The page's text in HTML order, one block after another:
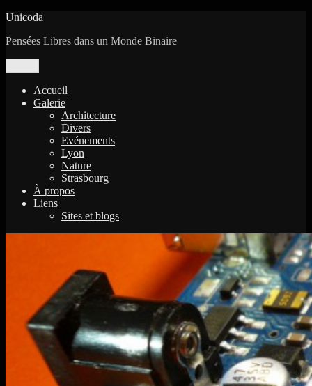
Aller
contenu
Unicoda
Pensées Libres dans un Monde Binaire
Accueil
Galerie
Architecture
Divers
Evénements
Lyon
Nature
Strasbourg
À propos
Liens
Sites et blogs